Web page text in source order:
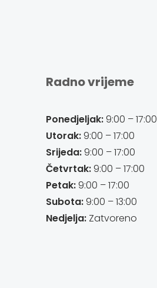
Radno vrijeme
Ponedjeljak:9:00 – 17:00
Utorak:9:00 – 17:00
Srijeda:9:00 – 17:00
Četvrtak:9:00 – 17:00
Petak:9:00 – 17:00
Subota:9:00 – 13:00
Nedjelja:Zatvoreno